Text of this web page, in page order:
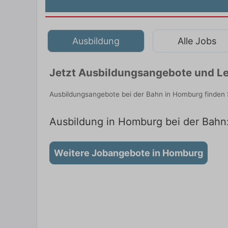
Ausbildung Alle Jobs
Jetzt Ausbildungsangebote und
Ausbildungsangebote bei der Bahn in Homburg
Ausbildung in Homburg bei der
Weitere Jobangebote in Homburg